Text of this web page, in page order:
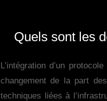
Quels sont les
L’intégration d’un
changement de la part
techniques liées à